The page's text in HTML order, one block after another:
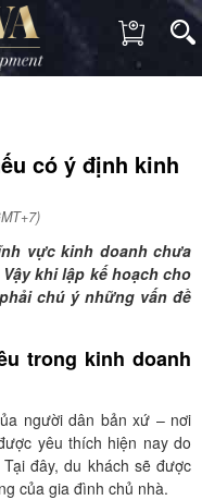
có ý định kinh
vực kinh doanh chưa
khi lập kế hoạch cho
chú ý những vấn đề
trong kinh doanh
người dân bản xứ – nơi
yêu thích hiện nay do
đây, du khách sẽ được
của gia đình chủ nhà.